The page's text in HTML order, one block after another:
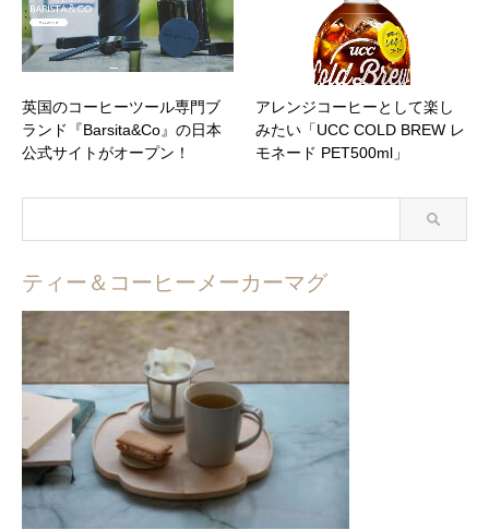
英国のコーヒーツール専門ブ
ランド『Barsita&Co』の日本
公式サイトがオープン！
アレンジコーヒーとして楽し
みたい「UCC COLD BREW レ
モネード PET500ml」
ティー＆コーヒーメーカーマグ